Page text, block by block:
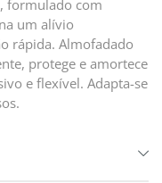
formulado com
um alívio
rápida. Almofadado
protege e amortece
e flexível. Adapta-se